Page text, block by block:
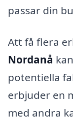
passar din
Att få flera
Nordanå
potentiella
erbjuder en
med andra